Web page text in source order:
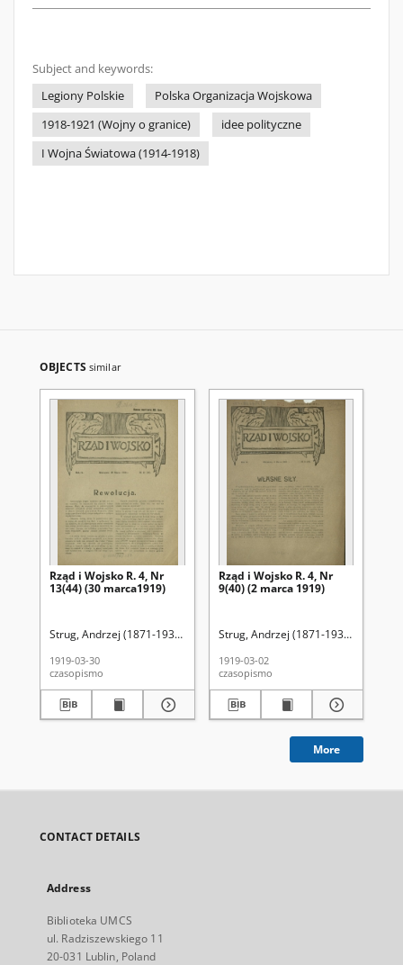
Subject and keywords:
Legiony Polskie
Polska Organizacja Wojskowa
1918-1921 (Wojny o granice)
idee polityczne
I Wojna Światowa (1914-1918)
OBJECTS similar
Rząd i Wojsko R. 4, Nr
13(44) (30 marca1919)
Strug, Andrzej (1871-1937). Red.
1919-03-30
czasopismo
Rząd i Wojsko R. 4, Nr
9(40) (2 marca 1919)
Strug, Andrzej (1871-1937). Red.
1919-03-02
czasopismo
More
CONTACT DETAILS
Address
Biblioteka UMCS
ul. Radziszewskiego 11
20-031 Lublin, Poland